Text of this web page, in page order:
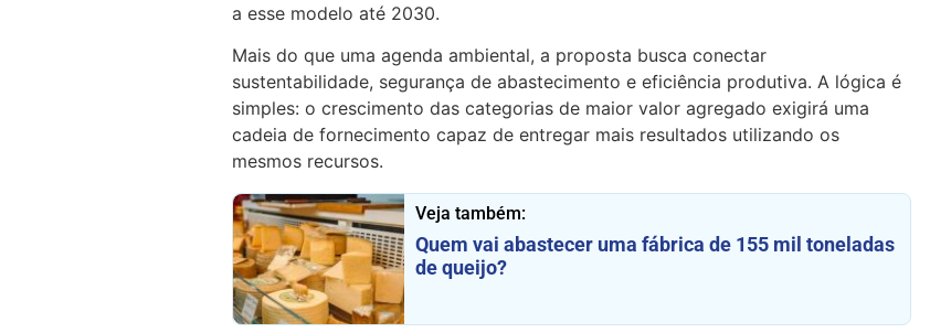
a esse modelo até 2030.
Mais do que uma agenda ambiental, a proposta busca conectar
sustentabilidade, segurança de abastecimento e eficiência produtiva. A lógica é
simples: o crescimento das categorias de maior valor agregado exigirá uma
cadeia de fornecimento capaz de entregar mais resultados utilizando os
mesmos recursos.
Veja também:
Quem vai abastecer uma fábrica de 155 mil toneladas
de queijo?